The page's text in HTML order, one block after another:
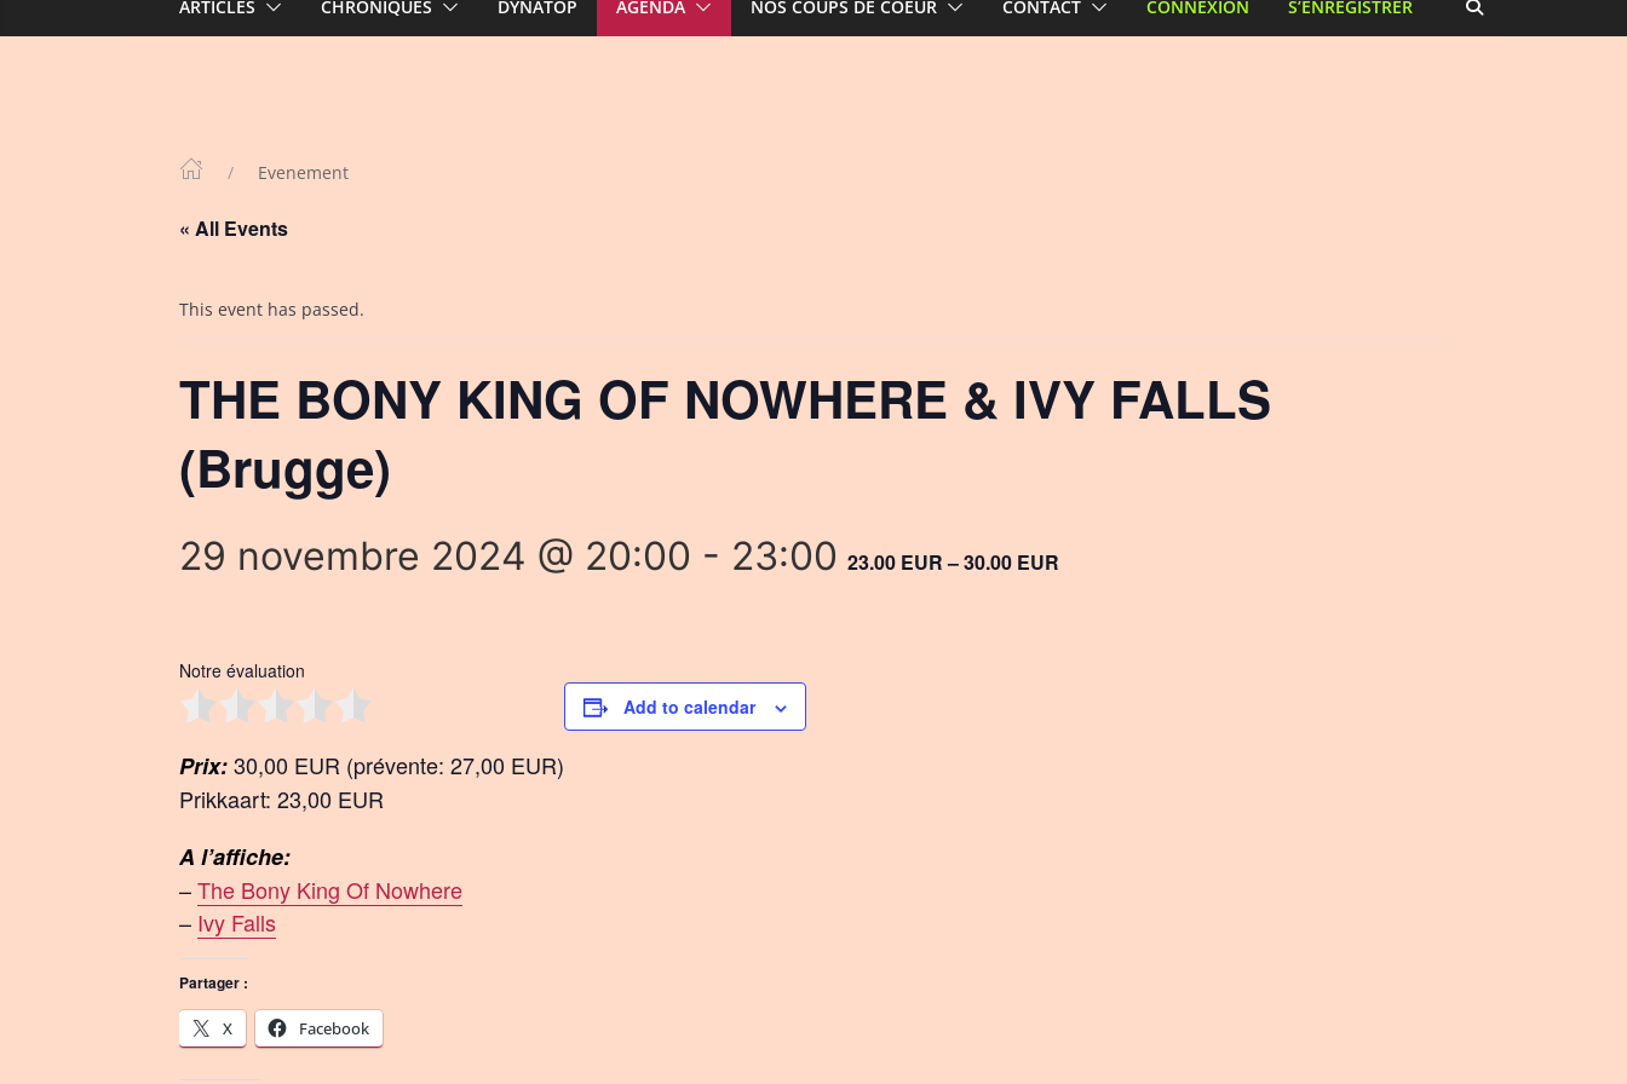
ARTICLES CHRONIQUES DYNATOP AGENDA NOS COUPS DE COEUR CONTACT CONNEXION S’ENREGISTRER
Evenement
« All Events
This event has passed.
THE BONY KING OF NOWHERE & IVY FALLS
(Brugge)
29 novembre 2024 @ 20:00 - 23:00 23.00 EUR – 30.00 EUR
Notre évaluation
Prix:30,00 EUR (prévente: 27,00 EUR)
Prikkaart: 23,00 EUR
A l’affiche:
–The Bony King Of Nowhere
– Ivy Falls
Partager :
X Facebook
Add to calendar